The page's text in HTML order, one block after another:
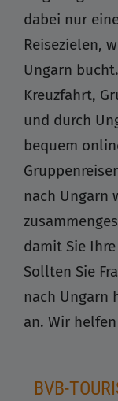
dabei nur
Reisezielen,
Ungarn
Kreuzfahrt,
und durch
bequem
nach Ungarn
damit Sie
Sollten Sie
nach Ungarn
an. Wir
BVB-